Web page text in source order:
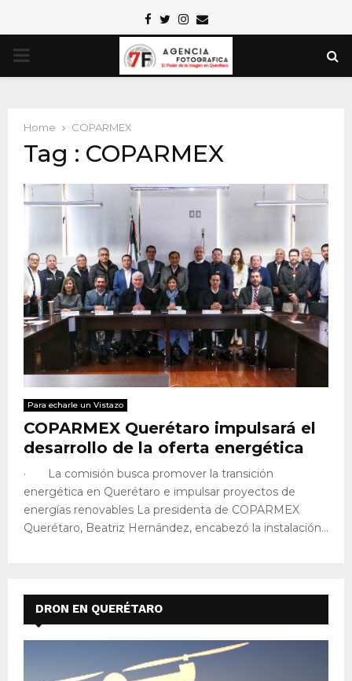
Facebook
TwitterInstagram
Email
PRIMARY
Home COPARMEX
Tag : COPARMEX
Para echarle un Vistazo
COPARMEX Querétaro impulsará el
desarrollo de la oferta energética
· La comisión busca promover la transición
energética en Querétaro e impulsar proyectos de
energías renovables La presidenta de COPARMEX
Querétaro, Beatriz Hernández, encabezó la instalación...
DRON EN QUERÉTARO